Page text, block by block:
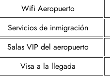
Wifi Aeropuerto
Servicios de inmigración
Salas VIP del aeropuerto
Visa a la llegada